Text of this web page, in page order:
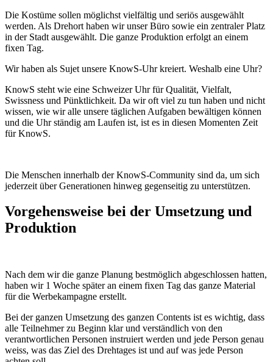
Die Kostüme sollen möglichst vielfältig und seriös ausgewählt
werden. Als Drehort haben wir unser Büro sowie ein zentraler Platz
in der Stadt ausgewählt. Die ganze Produktion erfolgt an einem
fixen Tag.
Wir haben als Sujet unsere KnowS-Uhr kreiert. Weshalb eine Uhr?
KnowS steht wie eine Schweizer Uhr für Qualität, Vielfalt,
Swissness und Pünktlichkeit. Da wir oft viel zu tun haben und nicht
wissen, wie wir alle unsere täglichen Aufgaben bewältigen können
und die Uhr ständig am Laufen ist, ist es in diesen Momenten Zeit
für KnowS.
Die Menschen innerhalb der KnowS-Community sind da, um sich
jederzeit über Generationen hinweg gegenseitig zu unterstützen.
Vorgehensweise bei der Umsetzung und
Produktion
Nach dem wir die ganze Planung bestmöglich abgeschlossen hatten,
haben wir 1 Woche später an einem fixen Tag das ganze Material
für die Werbekampagne erstellt.
Bei der ganzen Umsetzung des ganzen Contents ist es wichtig, dass
alle Teilnehmer zu Beginn klar und verständlich von den
verantwortlichen Personen instruiert werden und jede Person genau
weiss, was das Ziel des Drehtages ist und auf was jede Person